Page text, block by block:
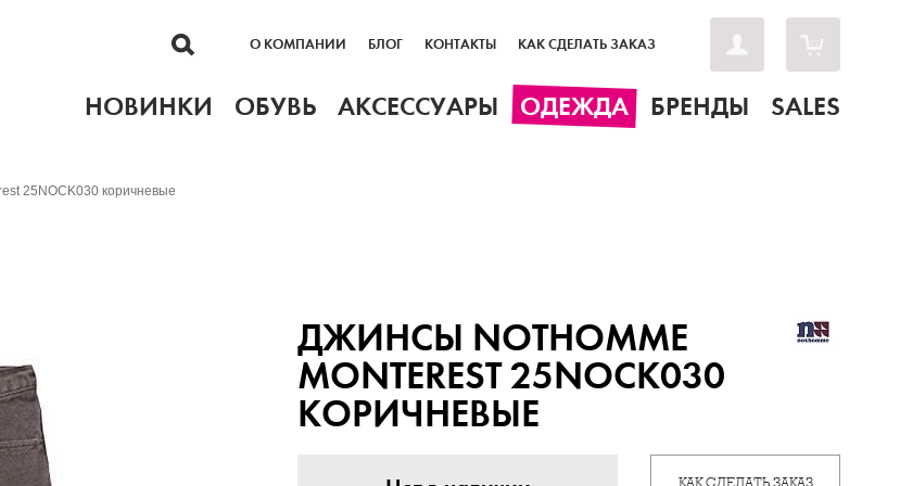
О КОМПАНИИ БЛОГ КОНТАКТЫ КАК СДЕЛАТЬ ЗАКАЗ
НОВИНКИ ОБУВЬ АКСЕССУАРЫ ОДЕЖДА БРЕНДЫ SALES
25NOCK030 коричневые
ДЖИНСЫ NOTHOMME
MONTEREST 25NOCK030
КОРИЧНЕВЫЕ
КАК СДЕЛАТЬ ЗАКАЗ